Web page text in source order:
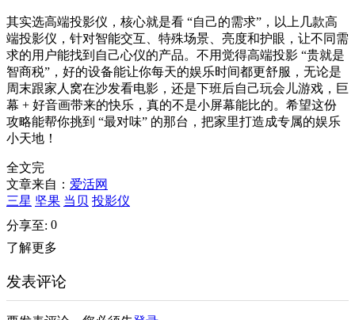
其实选高端投影仪，核心就是看 “自己的需求”，以上几款高
端投影仪，针对智能交互、特殊场景、亮度和护眼，让不同需
求的用户能找到自己心仪的产品。不用觉得高端投影 “贵就是
智商税”，好的设备能让你每天的娱乐时间都更舒服，无论是
周末跟家人窝在沙发看电影，还是下班后自己玩会儿游戏，巨
幕 + 好音画带来的快乐，真的不是小屏幕能比的。希望这份
攻略能帮你挑到 “最对味” 的那台，把家里打造成专属的娱乐
小天地！
全文完
文章来自： 爱活网
三星 坚果 当贝 投影仪
分享至: 0
了解更多
发表评论